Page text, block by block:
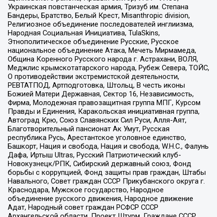
Украинская повстанческая армия, Тризуб им. Степана
Бандеры, Братство, Белый Крест, Misanthropic division,
Религиозное объединение последователей инглиизма,
Народная Социальная Инициатива, TulaSkins,
Этнополитическое объединение Русские, Русское
национальное объединение Атака, Мечеть Мирмамеда,
Община Коренного Русского народа г. Астрахани, ВОЛЯ,
Меджлис крымскотатарского народа, Рубеж Севера, ТОЙС,
О противодействии экстремистской деятельности,
РЕВТАТПОД, Артподготовка, Штольц, В честь иконы
Божией Матери Державная, Сектор 16, Независимость,
Фирма, Молодежная правозащитная группа МПГ, Курсом
Правды и Единения, Каракольская инициативная группа,
Автоград Крю, Союз Славянских Сил Руси, Алля-Аят,
Благотворительный пансионат Ак Умут, Русская
республика Русь, Арестантское уголовное единство,
Башкорт, Нация и свобода, Нация и свобода, W.H.С., Фалунь
Дафа, Иртыш Ultras, Русский Патриотический клуб-
Новокузнецк/РПК, Сибирский державный союз, Фонд
борьбы с коррупцией, Фонд защиты прав граждан, Штабы
Навального, Совет граждан СССР Прикубанского округа г.
Краснодара, Мужское государство, Народное
объединение русского движения, Народное движение
Адат, Народный совет граждан РСФСР СССР